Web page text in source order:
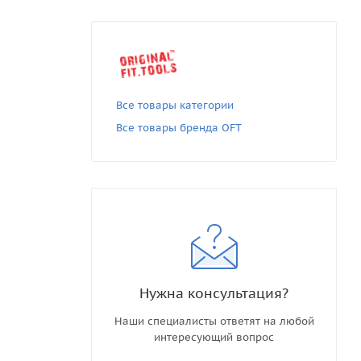
Все товары категории
Все товары бренда OFT
Нужна консультация?
Наши специалисты ответят на любой
интересующий вопрос